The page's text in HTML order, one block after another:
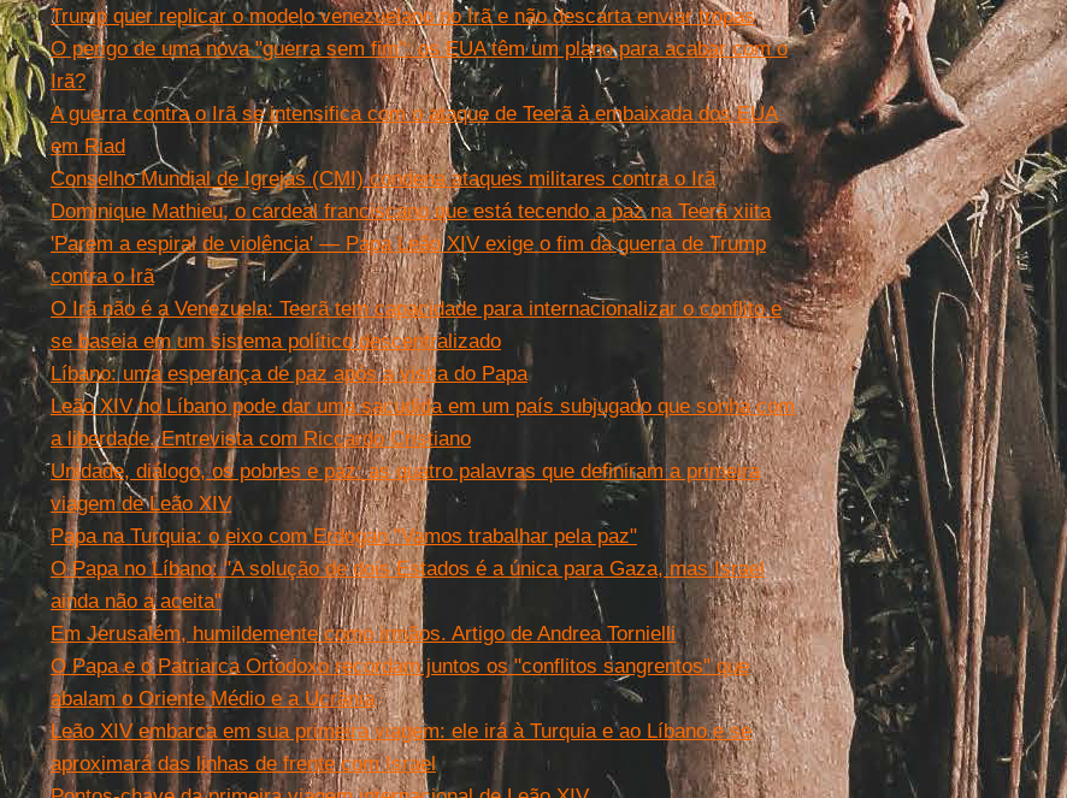
Trump quer replicar o modelo venezuelano no Irã e não descarta enviar tropas
O perigo de uma nova "guerra sem fim": os EUA têm um plano para acabar com o
Irã?
A guerra contra o Irã se intensifica com o ataque de Teerã à embaixada dos EUA
em Riad
Conselho Mundial de Igrejas (CMI) condena ataques militares contra o Irã
Dominique Mathieu, o cardeal franciscano que está tecendo a paz na Teerã xiita
'Parem a espiral de violência' — Papa Leão XIV exige o fim da guerra de Trump
contra o Irã
O Irã não é a Venezuela: Teerã tem capacidade para internacionalizar o conflito e
se baseia em um sistema político descentralizado
Líbano: uma esperança de paz após a visita do Papa
Leão XIV no Líbano pode dar uma sacudida em um país subjugado que sonha com
a liberdade. Entrevista com Riccardo Cristiano
Unidade, diálogo, os pobres e paz: as quatro palavras que definiram a primeira
viagem de Leão XIV
Papa na Turquia: o eixo com Erdogan "Vamos trabalhar pela paz"
O Papa no Líbano: "A solução de dois Estados é a única para Gaza, mas Israel
ainda não a aceita"
Em Jerusalém, humildemente como irmãos. Artigo de Andrea Tornielli
O Papa e o Patriarca Ortodoxo recordam juntos os "conflitos sangrentos" que
abalam o Oriente Médio e a Ucrânia
Leão XIV embarca em sua primeira viagem: ele irá à Turquia e ao Líbano e se
aproximará das linhas de frente com Israel